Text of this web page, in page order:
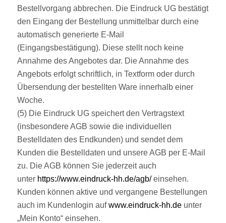
Bestellvorgang abbrechen. Die Eindruck UG bestätigt
den Eingang der Bestellung unmittelbar durch eine
automatisch generierte E-Mail
(Eingangsbestätigung). Diese stellt noch keine
Annahme des Angebotes dar. Die Annahme des
Angebots erfolgt schriftlich, in Textform oder durch
Übersendung der bestellten Ware innerhalb einer
Woche.
(5) Die Eindruck UG speichert den Vertragstext
(insbesondere AGB sowie die individuellen
Bestelldaten des Endkunden) und sendet dem
Kunden die Bestelldaten und unsere AGB per E-Mail
zu. Die AGB können Sie jederzeit auch
unter https://www.eindruck-hh.de/agb/einsehen.
Kunden können aktive und vergangene Bestellungen
auch im Kundenlogin aufwww.eindruck-hh.deunter
„Mein Konto“ einsehen.